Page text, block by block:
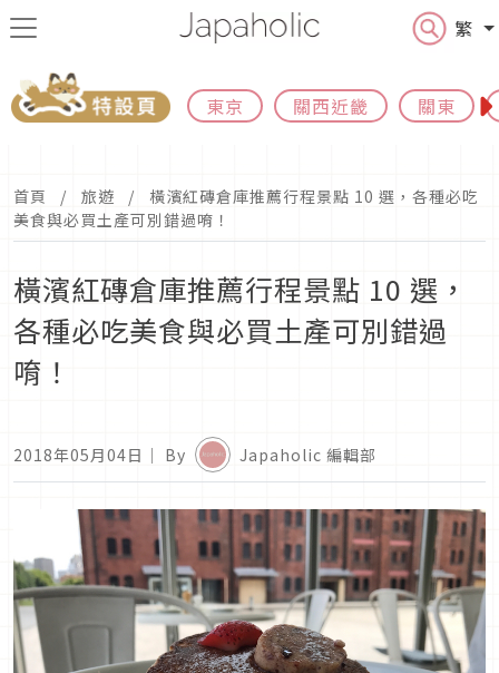
繁
東京 關西近畿 關東
首頁 旅遊
橫濱紅磚倉庫推薦行程景點 10 選，各種必吃
美食與必買土產可別錯過唷！
橫濱紅磚倉庫推薦行程景點 10 選，
各種必吃美食與必買土產可別錯過
唷！
2018年05月04日 ｜ By Japaholic 編輯部